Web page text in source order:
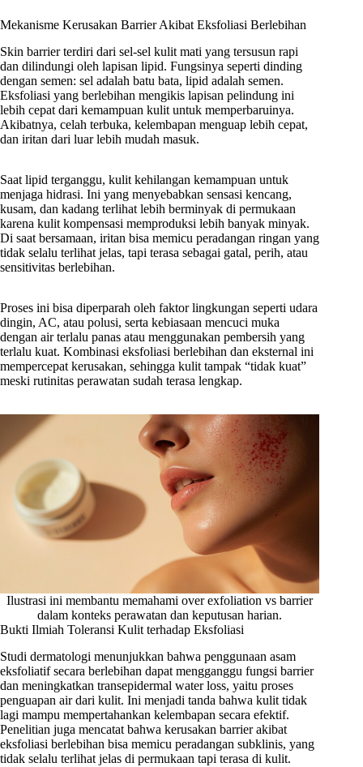
Mekanisme Kerusakan Barrier Akibat Eksfoliasi Berlebihan
Skin barrier terdiri dari sel-sel kulit mati yang tersusun rapi
dan dilindungi oleh lapisan lipid. Fungsinya seperti dinding
dengan semen: sel adalah batu bata, lipid adalah semen.
Eksfoliasi yang berlebihan mengikis lapisan pelindung ini
lebih cepat dari kemampuan kulit untuk memperbaruinya.
Akibatnya, celah terbuka, kelembapan menguap lebih cepat,
dan iritan dari luar lebih mudah masuk.
Saat lipid terganggu, kulit kehilangan kemampuan untuk
menjaga hidrasi. Ini yang menyebabkan sensasi kencang,
kusam, dan kadang terlihat lebih berminyak di permukaan
karena kulit kompensasi memproduksi lebih banyak minyak.
Di saat bersamaan, iritan bisa memicu peradangan ringan yang
tidak selalu terlihat jelas, tapi terasa sebagai gatal, perih, atau
sensitivitas berlebihan.
Proses ini bisa diperparah oleh faktor lingkungan seperti udara
dingin, AC, atau polusi, serta kebiasaan mencuci muka
dengan air terlalu panas atau menggunakan pembersih yang
terlalu kuat. Kombinasi eksfoliasi berlebihan dan eksternal ini
mempercepat kerusakan, sehingga kulit tampak “tidak kuat”
meski rutinitas perawatan sudah terasa lengkap.
Ilustrasi ini membantu memahami over exfoliation vs barrier
dalam konteks perawatan dan keputusan harian.
Bukti Ilmiah Toleransi Kulit terhadap Eksfoliasi
Studi dermatologi menunjukkan bahwa penggunaan asam
eksfoliatif secara berlebihan dapat mengganggu fungsi barrier
dan meningkatkan transepidermal water loss, yaitu proses
penguapan air dari kulit. Ini menjadi tanda bahwa kulit tidak
lagi mampu mempertahankan kelembapan secara efektif.
Penelitian juga mencatat bahwa kerusakan barrier akibat
eksfoliasi berlebihan bisa memicu peradangan subklinis, yang
tidak selalu terlihat jelas di permukaan tapi terasa di kulit.